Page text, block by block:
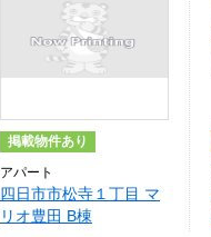
掲載物件あり
アパート
四日市市松寺１丁目 マ
リオ豊田 B棟